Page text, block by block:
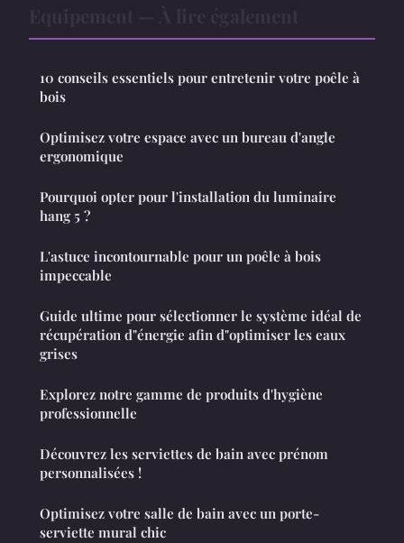
10 conseils essentiels pour entretenir votre poêle à
bois
Optimisez votre espace avec un bureau d'angle
ergonomique
Pourquoi opter pour l'installation du luminaire
hang 5 ?
L'astuce incontournable pour un poêle à bois
impeccable
Guide ultime pour sélectionner le système idéal de
récupération d"énergie afin d"optimiser les eaux
grises
Explorez notre gamme de produits d'hygiène
professionnelle
Découvrez les serviettes de bain avec prénom
personnalisées !
Optimisez votre salle de bain avec un porte-
serviette mural chic